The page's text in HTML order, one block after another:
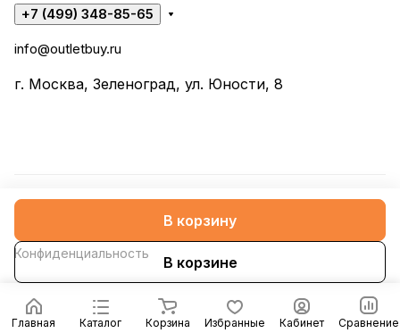
В корзину
В корзине
Главная Каталог Корзина Избранные Кабинет Сравнение
+7 (499) 348-85-65
info@outletbuy.ru
г. Москва, Зеленоград, ул. Юности, 8
Конфиденциальность